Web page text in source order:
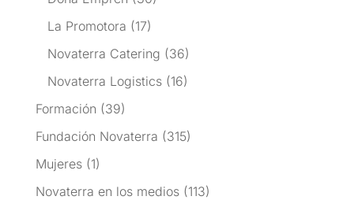
La Promotora (17)
Novaterra Catering (36)
Novaterra Logistics(16)
Formación (39)
Fundación Novaterra (315)
Mujeres(1)
Novaterra en los medios(113)